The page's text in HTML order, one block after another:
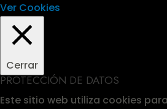
Ver Cookies
Cerrar
PROTECCIÓN DE DATOS
Este sitio web utiliza cookies